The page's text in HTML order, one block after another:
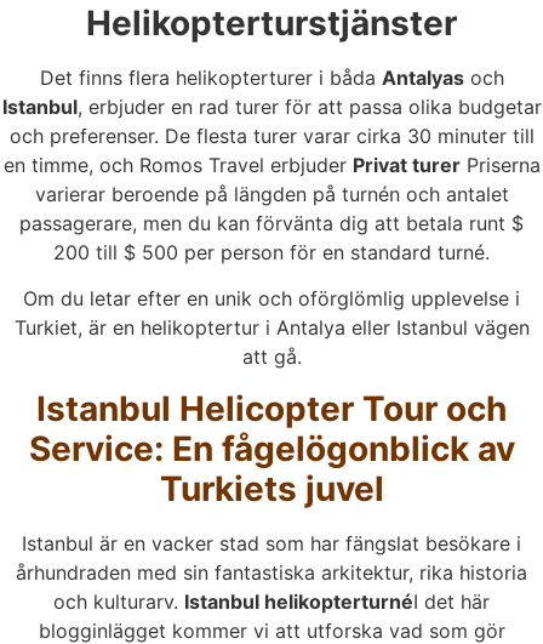
Helikopterturstjänster
Det finns flera helikopterturer i båda Antalyasoch
Istanbul, erbjuder en rad turer för att passa olika budgetar
och preferenser. De flesta turer varar cirka 30 minuter till
en timme, och Romos Travel erbjuder Privat turerPriserna
varierar beroende på längden på turnén och antalet
passagerare, men du kan förvänta dig att betala runt $
200 till $ 500 per person för en standard turné.
Om du letar efter en unik och oförglömlig upplevelse i
Turkiet, är en helikoptertur i Antalya eller Istanbul vägen
att gå.
Istanbul Helicopter Tour och
Service: En fågelögonblick av
Turkiets juvel
Istanbul är en vacker stad som har fängslat besökare i
århundraden med sin fantastiska arkitektur, rika historia
och kulturarv. Istanbul helikopterturnéI det här
blogginlägget kommer vi att utforska vad som gör